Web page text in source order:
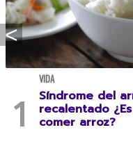
VIDA
Síndrome del
recalentado
comer arroz?